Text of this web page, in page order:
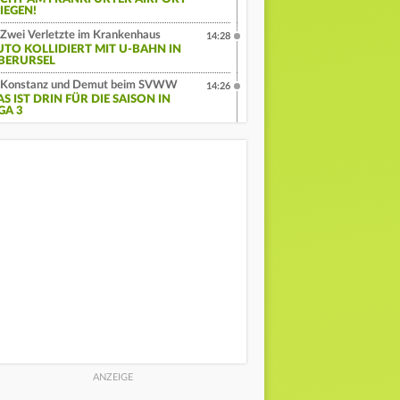
Zwei Verletzte im Krankenhaus
KOLLIDIERT MIT U-BAHN IN
14:28
Konstanz und Demut beim SVWW
IST DRIN FÜR DIE SAISON IN
3
14:26